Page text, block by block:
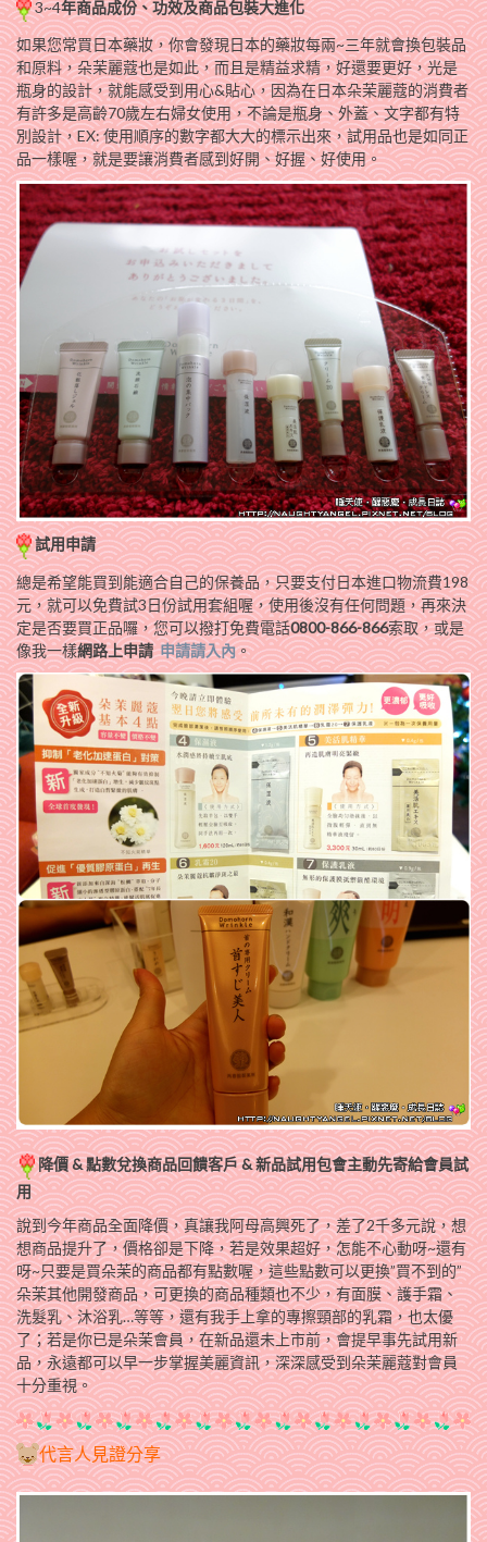
3~4年商品成份、功效及商品包裝大進化
如果您常買日本藥妝，你會發現日本的藥妝每兩~三年就會換包裝品
和原料，朵茉麗蔻也是如此，而且是精益求精，好還要更好，光是
瓶身的設計，就能感受到用心&貼心，因為在日本朵茉麗蔻的消費者
有許多是高齡70歲左右婦女使用，不論是瓶身、外蓋、文字都有特
別設計，EX: 使用順序的數字都大大的標示出來，試用品也是如同正
品一樣喔，就是要讓消費者感到好開、好握、好使用。
試用申請
總是希望能買到能適合自己的保養品，只要支付日本進口物流費198
元，就可以免費試3日份試用套組喔，使用後沒有任何問題，再來決
定是否要買正品囉，您可以撥打免費電話0800-866-866索取，或是
像我一樣網路上申請申請請入內。
降價 & 點數兌換商品回饋客戶 & 新品試用包會主動先寄給會員試
用
說到今年商品全面降價，真讓我阿母高興死了，差了2千多元說，想
想商品提升了，價格卻是下降，若是效果超好，怎能不心動呀~還有
呀~只要是買朵茉的商品都有點數喔，這些點數可以更換”買不到的”
朵茉其他開發商品，可更換的商品種類也不少，有面膜、護手霜、
洗髮乳、沐浴乳…等等，還有我手上拿的專擦頸部的乳霜，也太優
了；若是你已是朵茉會員，在新品還未上市前，會提早事先試用新
品，永遠都可以早一步掌握美麗資訊，深深感受到朵茉麗蔻對會員
十分重視。
代言人見證分享